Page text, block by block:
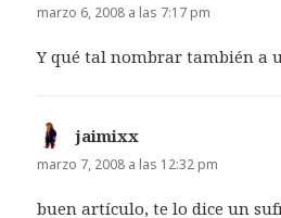
marzo 6, 2008 a las 7:17 pm
Y qué tal nombrar también a
jaimixx
marzo 7, 2008 a las 12:32 pm
buen artículo, te lo dice un